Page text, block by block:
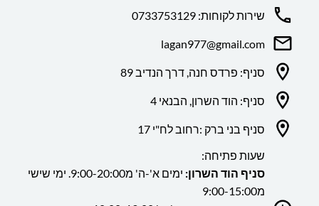
שירות לקוחות: 0733753129
lagan977@gmail.com
סניף: פרדס חנה, דרך הנדיב 89
סניף: הוד השרון, הבנאי 4
סניף בני ברק :רחוב לח"י 17
שעות פתיחה:
סניף הוד השרון:
ימים א'-ה' מ9:00-20:00. ימי שישי
מ9:00-15:00